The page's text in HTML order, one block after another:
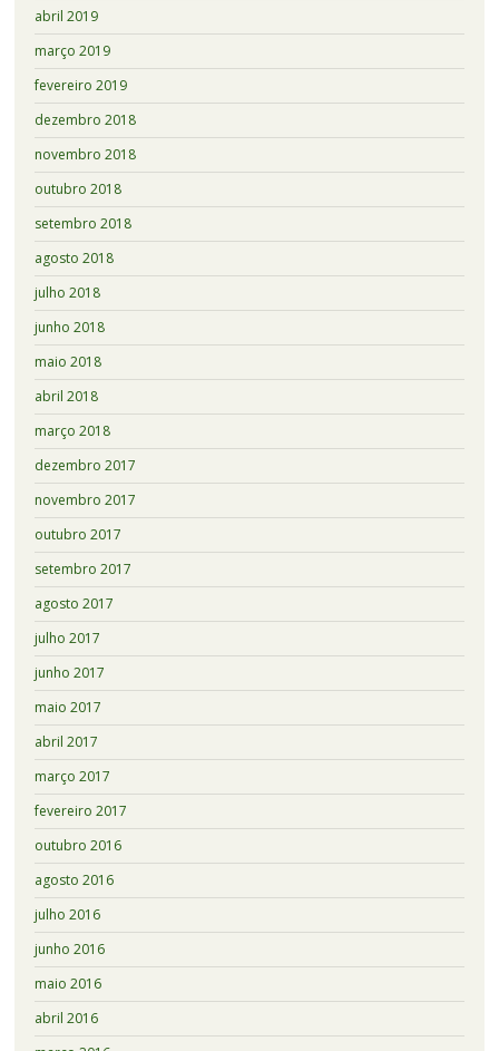
abril 2019
março 2019
fevereiro 2019
dezembro 2018
novembro 2018
outubro 2018
setembro 2018
agosto 2018
julho 2018
junho 2018
maio 2018
abril 2018
março 2018
dezembro 2017
novembro 2017
outubro 2017
setembro 2017
agosto 2017
julho 2017
junho 2017
maio 2017
abril 2017
março 2017
fevereiro 2017
outubro 2016
agosto 2016
julho 2016
junho 2016
maio 2016
abril 2016